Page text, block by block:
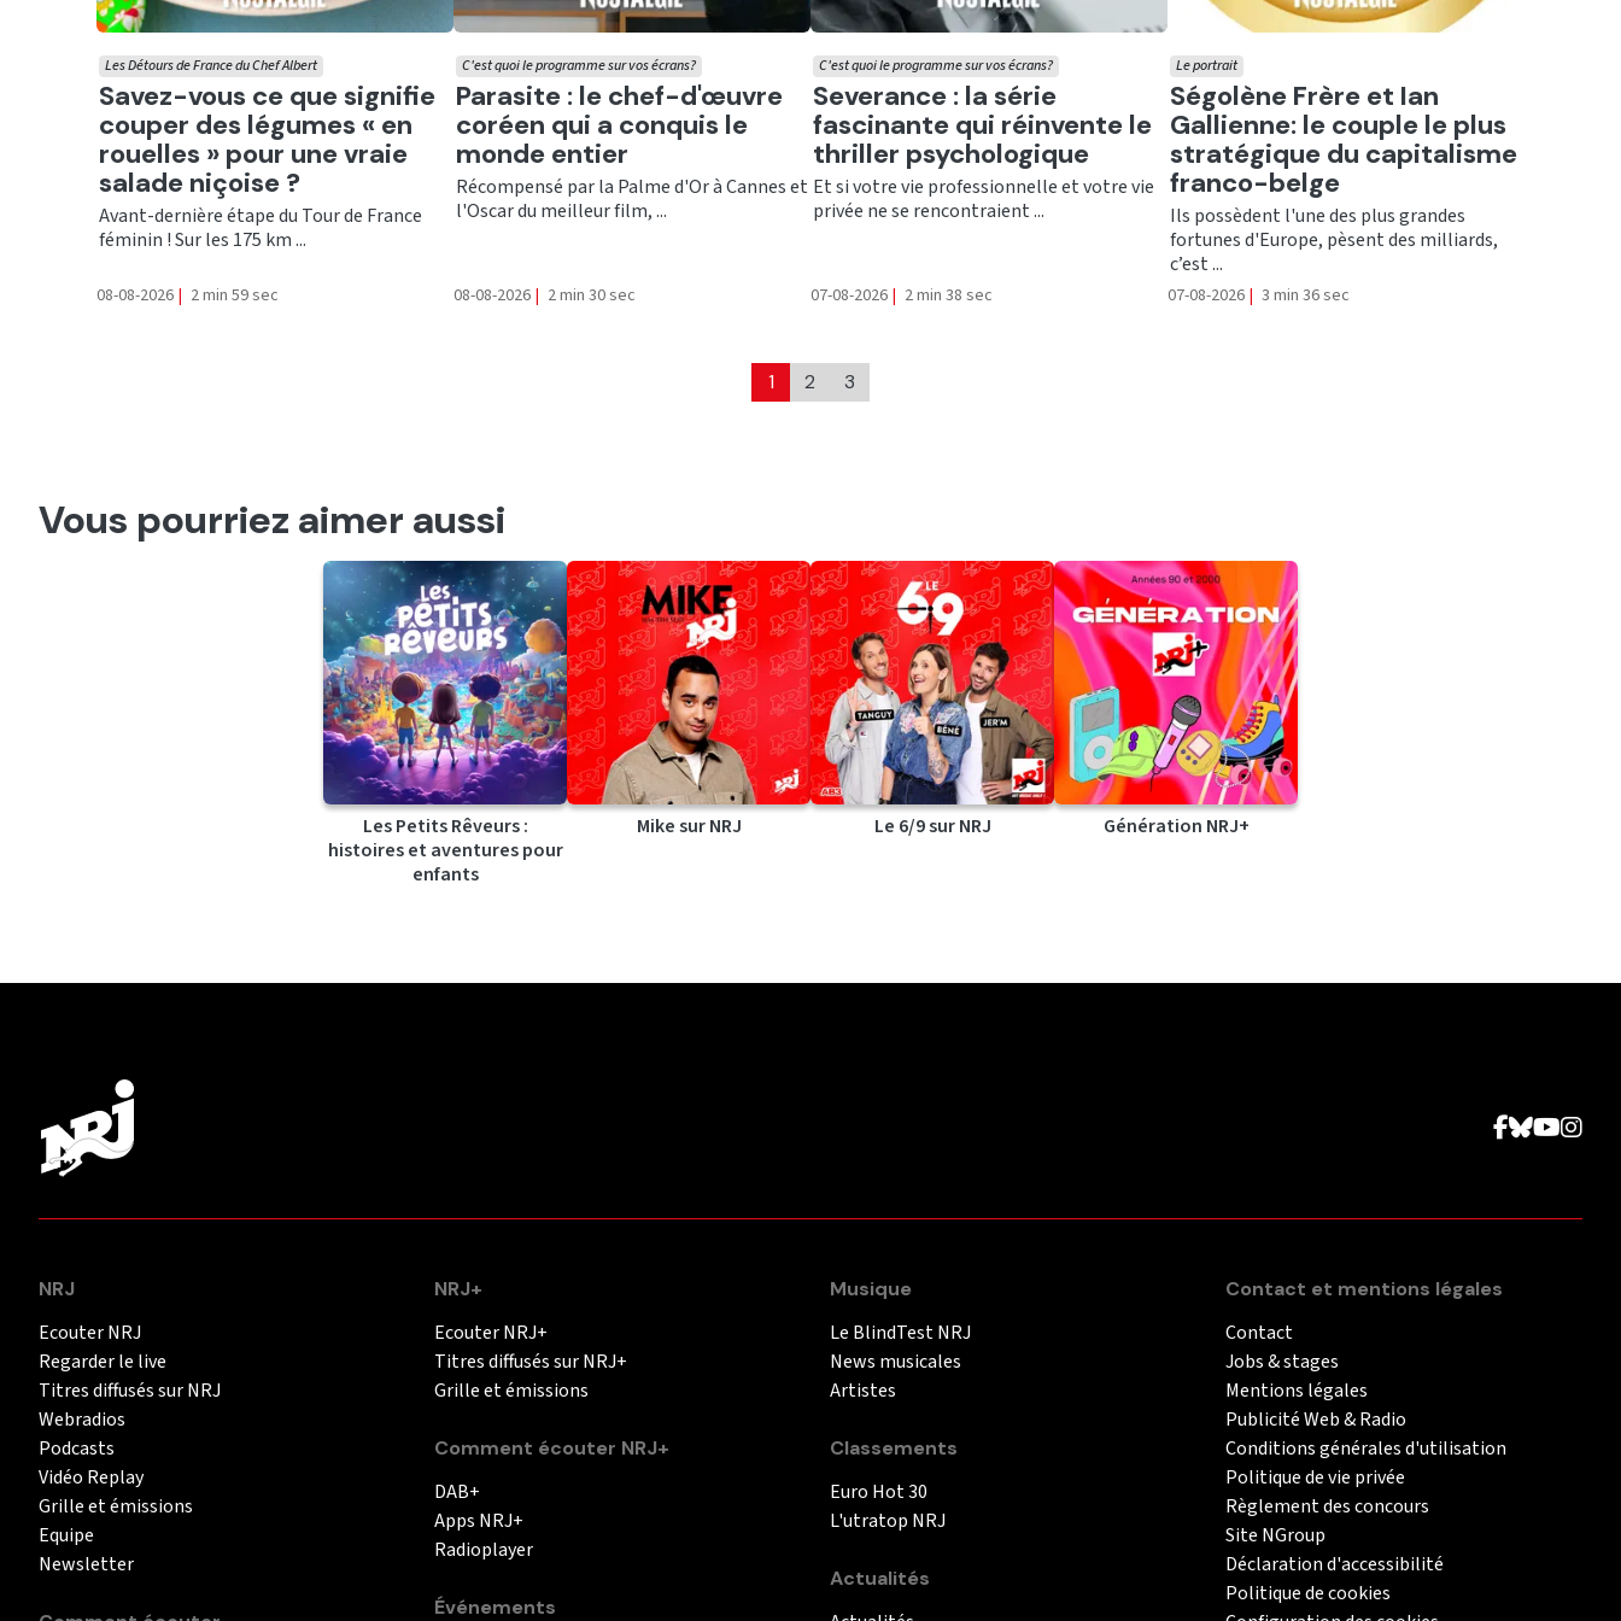
Ecouter
Savez-vous ce que signifie
couper des légumes « en
rouelles » pour une vraie
salade niçoise ?
Les Détours de France du Chef Albert
Avant-dernière étape du Tour de France
féminin ! Sur les 175 km ...
08-08-2026 | 2 min 59 sec
Ecouter
Parasite : le chef-d'œuvre
coréen qui a conquis le
monde entier
C'est quoi le programme sur vos écrans?
Récompensé par la Palme d'Or à Cannes et
l'Oscar du meilleur film, ...
08-08-2026 | 2 min 30 sec
Ecouter
Severance : la série
fascinante qui réinvente le
thriller psychologique
C'est quoi le programme sur vos écrans?
Et si votre vie professionnelle et votre vie
privée ne se rencontraient ...
07-08-2026 | 2 min 38 sec
Ecouter
Ségolène Frère et Ian
Gallienne: le couple le plus
stratégique du capitalisme
franco-belge
Le portrait
Ils possèdent l'une des plus grandes
fortunes d'Europe, pèsent des milliards,
c’est ...
07-08-2026 | 3 min 36 sec
1 2 3
Vous pourriez aimer aussi
Les Petits Rêveurs :
histoires et aventures pour
enfants
Mike sur NRJ Le 6/9 sur NRJ Génération NRJ+
NRJ
Ecouter NRJ
Regarder le live
Titres diffusés sur NRJ
Webradios
Podcasts
Vidéo Replay
Grille et émissions
Equipe
Newsletter
NRJ+
Ecouter NRJ+
Titres diffusés sur NRJ+
Grille et émissions
Comment écouter NRJ+
DAB+
Apps NRJ+
Radioplayer
Événements
Musique
Le BlindTest NRJ
News musicales
Artistes
Classements
Euro Hot 30
L'utratop NRJ
Actualités
Contact et mentions légales
Contact
Jobs & stages
Mentions légales
Publicité Web & Radio
Conditions générales d'utilisation
Politique de vie privée
Règlement des concours
Site NGroup
Déclaration d'accessibilité
Politique de cookies